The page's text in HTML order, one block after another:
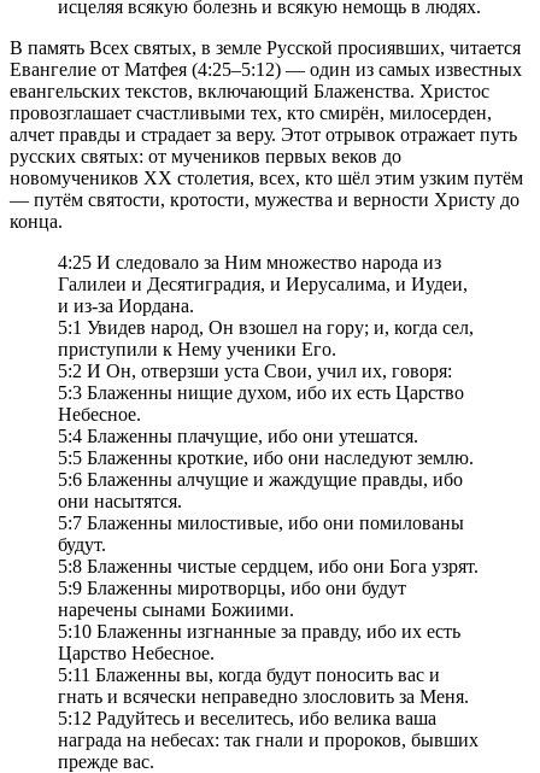
исцеляя всякую болезнь и всякую немощь в людях.
В память Всех святых, в земле Русской просиявших, читается
Евангелие от Матфея (4:25–5:12) — один из самых известных
евангельских текстов, включающий Блаженства. Христос
провозглашает счастливыми тех, кто смирён, милосерден,
алчет правды и страдает за веру. Этот отрывок отражает путь
русских святых: от мучеников первых веков до
новомучеников ХХ столетия, всех, кто шёл этим узким путём
— путём святости, кротости, мужества и верности Христу до
конца.
4:25 И следовало за Ним множество народа из
Галилеи и Десятиградия, и Иерусалима, и Иудеи,
и из-за Иордана.
5:1 Увидев народ, Он взошел на гору; и, когда сел,
приступили к Нему ученики Его.
5:2 И Он, отверзши уста Свои, учил их, говоря:
5:3 Блаженны нищие духом, ибо их есть Царство
Небесное.
5:4 Блаженны плачущие, ибо они утешатся.
5:5 Блаженны кроткие, ибо они наследуют землю.
5:6 Блаженны алчущие и жаждущие правды, ибо
они насытятся.
5:7 Блаженны милостивые, ибо они помилованы
будут.
5:8 Блаженны чистые сердцем, ибо они Бога узрят.
5:9 Блаженны миротворцы, ибо они будут
наречены сынами Божиими.
5:10 Блаженны изгнанные за правду, ибо их есть
Царство Небесное.
5:11 Блаженны вы, когда будут поносить вас и
гнать и всячески неправедно злословить за Меня.
5:12 Радуйтесь и веселитесь, ибо велика ваша
награда на небесах: так гнали и пророков, бывших
прежде вас.